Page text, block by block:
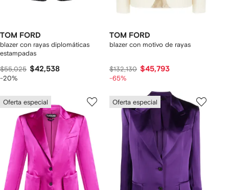
TOM FORD
blazer con rayas diplomáticas
estampadas
$55,025 $42,538
-20%
TOM FORD
blazer con motivo de rayas
$132,130 $45,793
-65%
Oferta especial Oferta especial